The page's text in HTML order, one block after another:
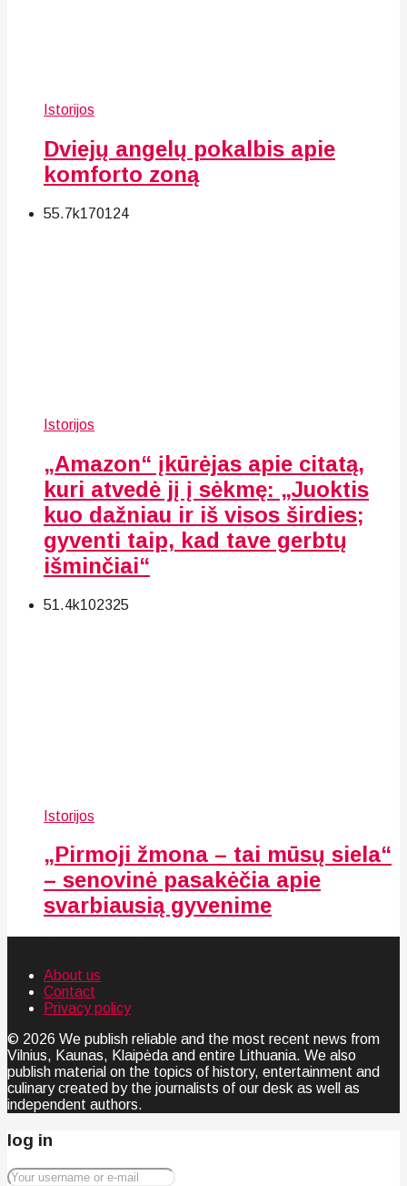
Istorijos
Dviejų angelų pokalbis apie
komforto zoną
55.7k170124
Istorijos
„Amazon“ įkūrėjas apie citatą,
kuri atvedė jį į sėkmę: „Juoktis
kuo dažniau ir iš visos širdies;
gyventi taip, kad tave gerbtų
išminčiai“
51.4k102325
Istorijos
„Pirmoji žmona – tai mūsų siela“
– senovinė pasakėčia apie
svarbiausią gyvenime
About us
Contact
Privacy policy
© 2026 We publish reliable and the most recent news from
Vilnius, Kaunas, Klaipėda and entire Lithuania. We also
publish material on the topics of history, entertainment and
culinary created by the journalists of our desk as well as
independent authors.
log in